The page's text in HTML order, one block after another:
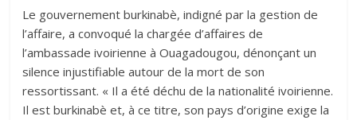
Le gouvernement burkinabè, indigné par la gestion de
l’affaire, a convoqué la chargée d’affaires de
l’ambassade ivoirienne à Ouagadougou, dénonçant un
silence injustifiable autour de la mort de son
ressortissant. « Il a été déchu de la nationalité ivoirienne.
Il est burkinabè et, à ce titre, son pays d’origine exige la